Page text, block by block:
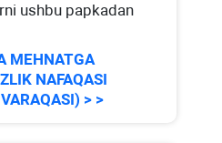
ushbu papkadan
MEHNATGA
NAFAQASI
> >